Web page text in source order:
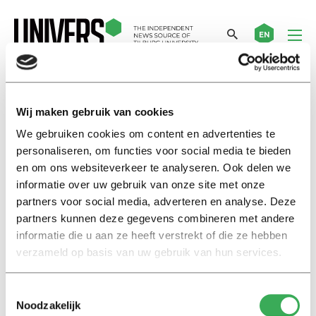
Wij maken gebruik van cookies
We gebruiken cookies om content en advertenties te
personaliseren, om functies voor social media te bieden
en om ons websiteverkeer te analyseren. Ook delen we
informatie over uw gebruik van onze site met onze
partners voor social media, adverteren en analyse. Deze
partners kunnen deze gegevens combineren met andere
informatie die u aan ze heeft verstrekt of die ze hebben
verzameld op basis van uw gebruik van hun services.
Noodzakelijk
EN
Column
OVER UITERLIJKHEDEN
15 januari 2016
Column
Ook maar iets over Keulen